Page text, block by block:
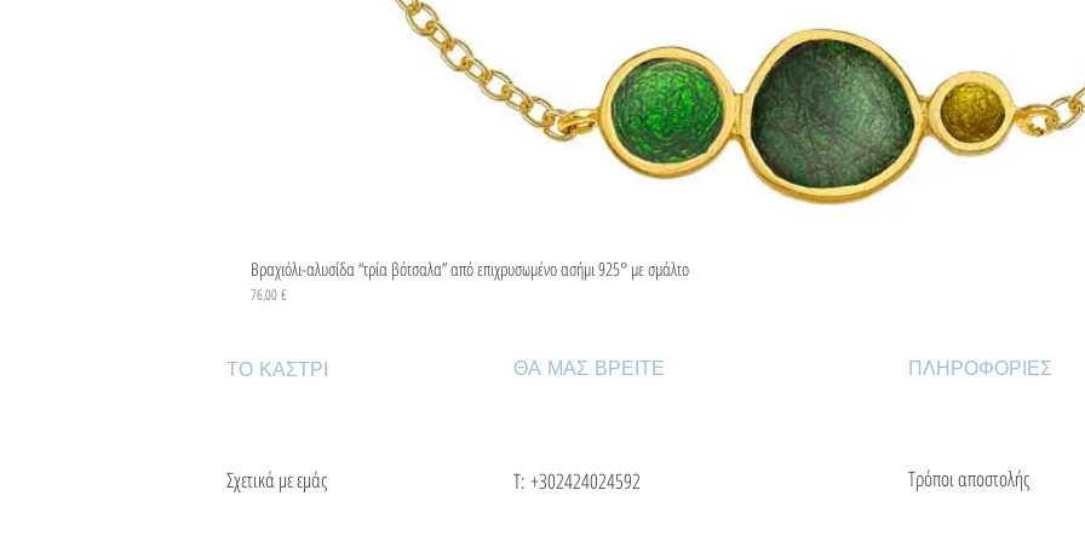
Βραχιόλι-αλυσίδα “τρία βότσαλα” από επιχρυσωμένο ασήμι 925° με σμάλτο
Τιμή
76,00 €
ΤΟ ΚΑΣΤΡΙ
Σχετικά με εμάς
ΘΑ ΜΑΣ ΒΡΕΙΤΕ
Τ: +302424024592
ΠΛΗΡΟΦΟΡΙΕΣ
Τρόποι αποστολής